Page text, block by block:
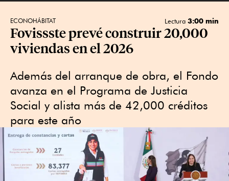
ECONOHÁBITAT Lectura 3:00 min
Fovissste prevé construir 20,000
viviendas en el 2026
Además del arranque de obra, el Fondo
avanza en el Programa de Justicia
Social y alista más de 42,000 créditos
para este año